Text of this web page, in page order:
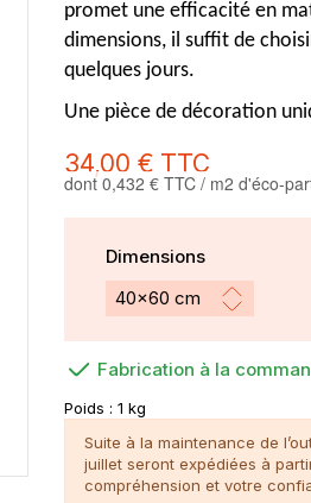
promet une efficacité en
dimensions, il suffit de
quelques jours.
Une pièce de décoration
34,00 € TTC
dont 0,432 € TTC / m2 d'éco-
Dimensions
Fabrication à la
Poids :1 kg
Suite à la maintenance de
juillet seront expédiées à
compréhension et votre